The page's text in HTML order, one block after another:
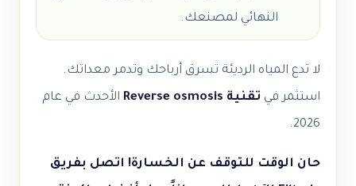
النهائي لمصنعك.
لا تدع المياه الرديئة تسرق أرباحك وتدمر معداتك.
استثمر في تقنية Reverse osmosis
الأحدث في عام
2026.
حان الوقت للتوقف عن الخسارة! اتصل بفريق